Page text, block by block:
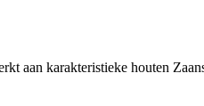
aan karakteristieke houten